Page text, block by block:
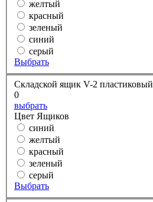
желтый
красный
зеленый
синий
серый
Выбрать
Складской ящик V-2 пластиковый
0
выбрать
Цвет Ящиков
синий
желтый
красный
зеленый
серый
Выбрать